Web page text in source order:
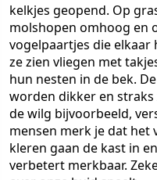
kelkjes geopend. Op
molshopen omhoog en
vogelpaartjes die elkaar
ze zien vliegen met
hun nesten in de bek.
worden dikker en straks
de wilg bijvoorbeeld,
mensen merk je dat het
kleren gaan de kast in
verbetert merkbaar.